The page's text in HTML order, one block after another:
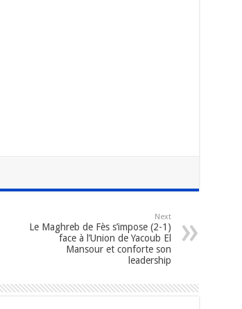
Next
Le Maghreb de Fès s’impose (2-1)
face à l’Union de Yacoub El
Mansour et conforte son
leadership